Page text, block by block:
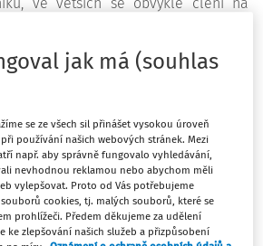
ročnících. Ve školách existují i
vychovatelek a vychovatelů školní
sdružení s účastí všech těchto
pracovníků. V poslední době se
počtu asistentů (či spíše
objevovati jejich metodická
ustanovených většinou na2.
jak má (souhlas
se ze všech sil přinášet vysokou úroveň
používání našich webových stránek. Mezi
např. aby správně fungovalo vyhledávání,
nevhodnou reklamou nebo abychom měli
vylepšovat. Proto od Vás potřebujeme
cookies, tj. malých souborů, které se
prohlížeči. Předem děkujeme za udělení
ke zlepšování našich služeb a přizpůsobení